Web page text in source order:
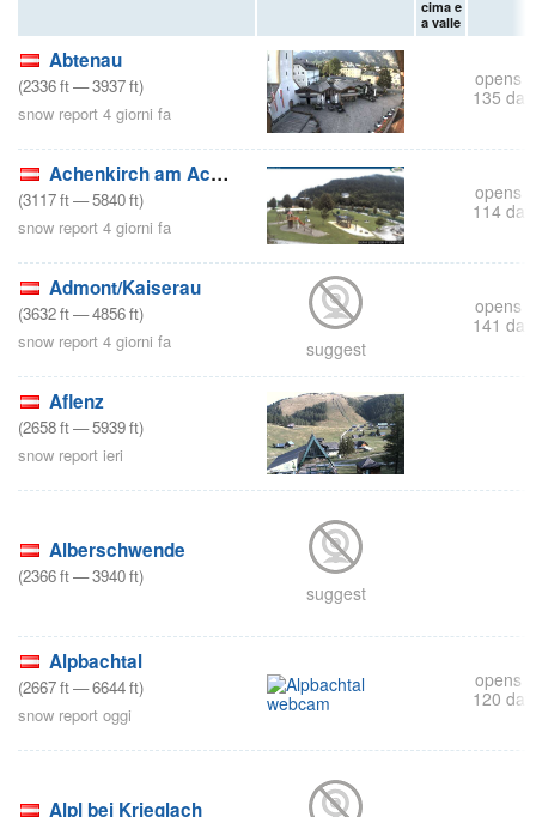
cima e
a valle
Abtenau
(2336ft—3937ft)
snow report 4 giorni fa
opens
135
Achenkirch am Achensee
(3117ft—5840ft)
snow report 4 giorni fa
opens
114
Admont/Kaiserau
(3632ft—4856ft)
snow report 4 giorni fa
suggest
opens
141
Aflenz
(2658ft—5939ft)
snow report ieri
Alberschwende
(2366ft—3940ft)
suggest
Alpbachtal
(2667ft—6644ft)
snow report oggi
opens
120
Alpl bei Krieglach